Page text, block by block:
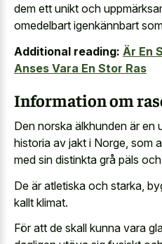
dem ett unikt och
omedelbart igenkännbart
Additional reading: Är En
Anses Vara En Stor Ras
Information om
Den norska älkhunden är en
historia av jakt i Norge, som
med sin distinkta grå päls
De är atletiska och starka,
kallt klimat.
För att de skall kunna vara